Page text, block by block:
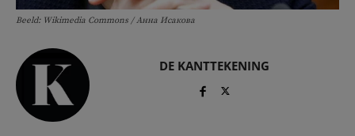
Beeld: Wikimedia Commons / Анна Исакова
DE KANTTEKENING